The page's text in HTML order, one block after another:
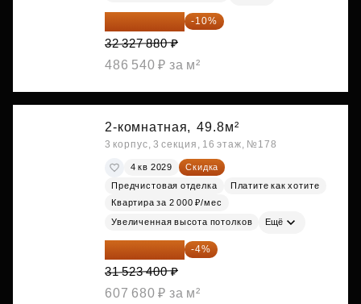
29 095 092 ₽ -10%
32 327 880 ₽
486 540 ₽ за м²
2-комнатная, 49.8м²
3 корпус, 3 секция, 16 этаж, №178
4 кв 2029
Скидка
Предчистовая отделка
Платите как хотите
Квартира за 2 000 ₽/мес
Увеличенная высота потолков Ещё
30 262 464 ₽ -4%
31 523 400 ₽
607 680 ₽ за м²